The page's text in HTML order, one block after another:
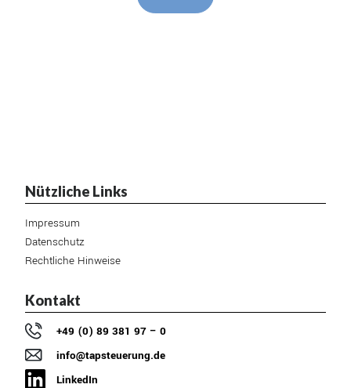
Nützliche Links
Impressum
Datenschutz
Rechtliche Hinweise
Kontakt
+49 (0) 89 381 97 – 0
info@tapsteuerung.de
LinkedIn